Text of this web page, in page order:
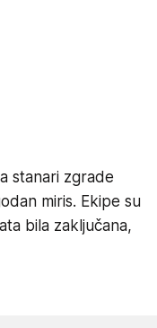
stanari zgrade
miris. Еkipe su
bila zaključana,